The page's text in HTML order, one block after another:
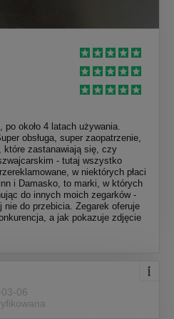
około 4 latach używania.
obsługa, super zaopatrzenie,
które zastanawiają się, czy
- tutaj wszystko
w niektórych płaci
i Damasko, to marki, w których
do innych moich zegarków -
do przebicia. Zegarek oferuje
a jak pokazuje zdjęcie
06